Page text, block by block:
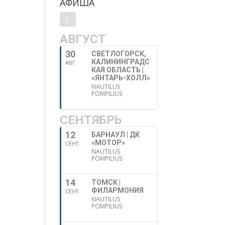
АФИША
АВГУСТ
30
АВГ.
СВЕТЛОГОРСК,
КАЛИНИНГРАДС
КАЯ ОБЛАСТЬ |
«ЯНТАРЬ-ХОЛЛ»
NAUTILUS
POMPILIUS
СЕНТЯБРЬ
12
СЕНТ.
БАРНАУЛ | ДК
«МОТОР»
NAUTILUS
POMPILIUS
14
СЕНТ.
ТОМСК |
ФИЛАРМОНИЯ
NAUTILUS
POMPILIUS